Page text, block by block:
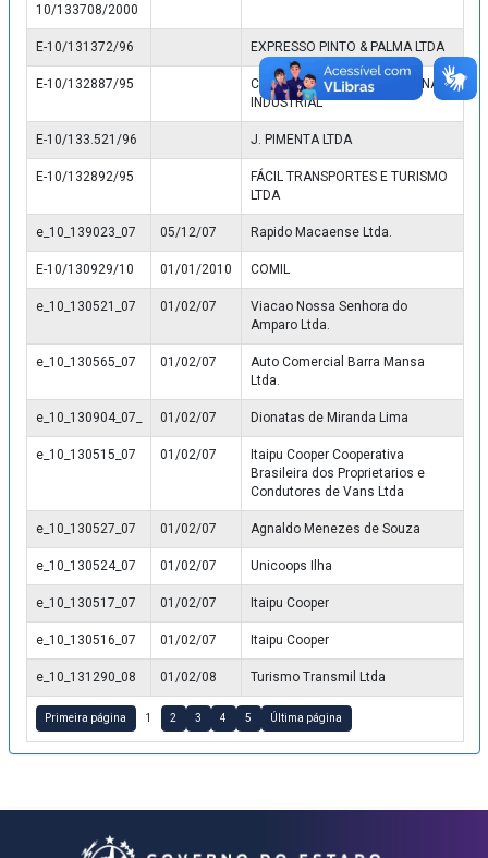
10/133708/2000
E-10/131372/96 EXPRESSO PINTO & PALMA LTDA
E-10/132887/95
CAIO- COMPANHIA AMERICANA
INDUSTRIAL
E-10/133.521/96 J. PIMENTA LTDA
E-10/132892/95
FÁCIL TRANSPORTES E TURISMO
LTDA
e_10_139023_07 05/12/07 Rapido Macaense Ltda.
E-10/130929/10 01/01/2010 COMIL
e_10_130521_07 01/02/07
Viacao Nossa Senhora do
Amparo Ltda.
e_10_130565_07 01/02/07
Auto Comercial Barra Mansa
Ltda.
e_10_130904_07_ 01/02/07 Dionatas de Miranda Lima
e_10_130515_07 01/02/07
Itaipu Cooper Cooperativa
Brasileira dos Proprietarios e
Condutores de Vans Ltda
e_10_130527_07 01/02/07 Agnaldo Menezes de Souza
e_10_130524_07 01/02/07 Unicoops Ilha
e_10_130517_07 01/02/07 Itaipu Cooper
e_10_130516_07 01/02/07 Itaipu Cooper
e_10_131290_08 01/02/08 Turismo Transmil Ltda
Primeira página 1 2 3 4 5 Última página